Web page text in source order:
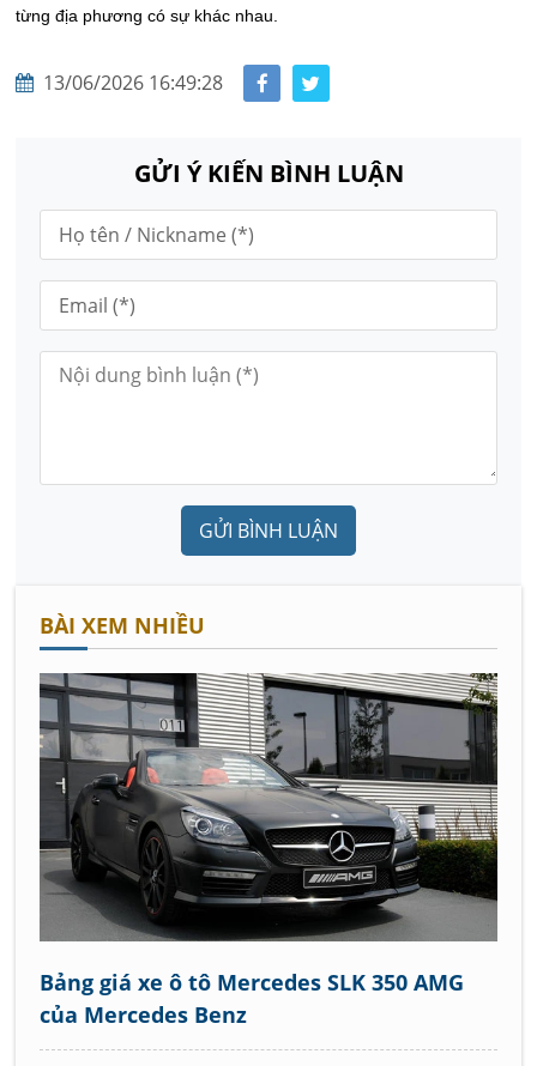
từng địa phương có sự khác nhau.
13/06/2026 16:49:28
GỬI Ý KIẾN BÌNH LUẬN
GỬI BÌNH LUẬN
BÀI XEM NHIỀU
Bảng giá xe ô tô Mercedes SLK 350 AMG
của Mercedes Benz